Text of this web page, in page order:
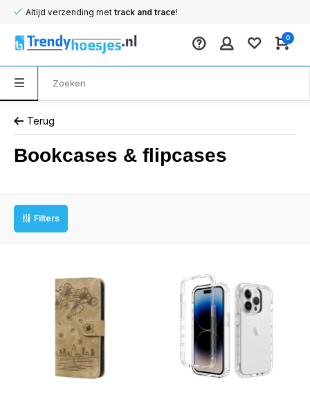
Altijd verzending met track and trace!
0
Terug
Bookcases & flipcases
Filters